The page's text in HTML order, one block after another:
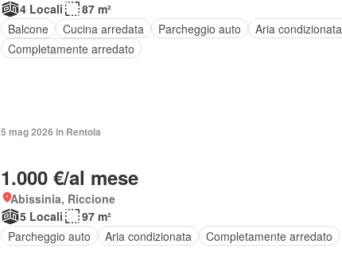
4 Locali
87 m²
Balcone
Cucina arredata Parcheggio auto
Aria condizionata
Completamente arredato
5 mag 2026 in Rentola
1.000 €/al mese
Abissinia, Riccione
5 Locali
97 m²
Parcheggio auto
Aria condizionata Completamente arredato